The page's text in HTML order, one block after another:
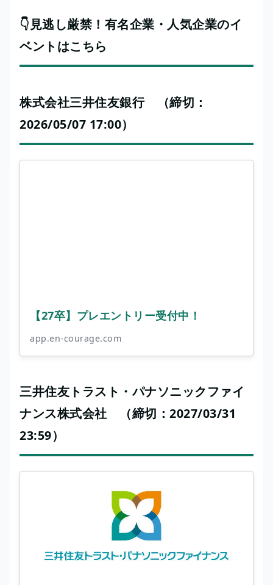
👇見逃し厳禁！有名企業・人気企業のイ
ベントはこちら
株式会社三井住友銀行 （締切：
2026/05/07 17:00）
【27卒】プレエントリー受付中！
app.en-courage.com
三井住友トラスト・パナソニックファイ
ナンス株式会社 （締切：2027/03/31
23:59）